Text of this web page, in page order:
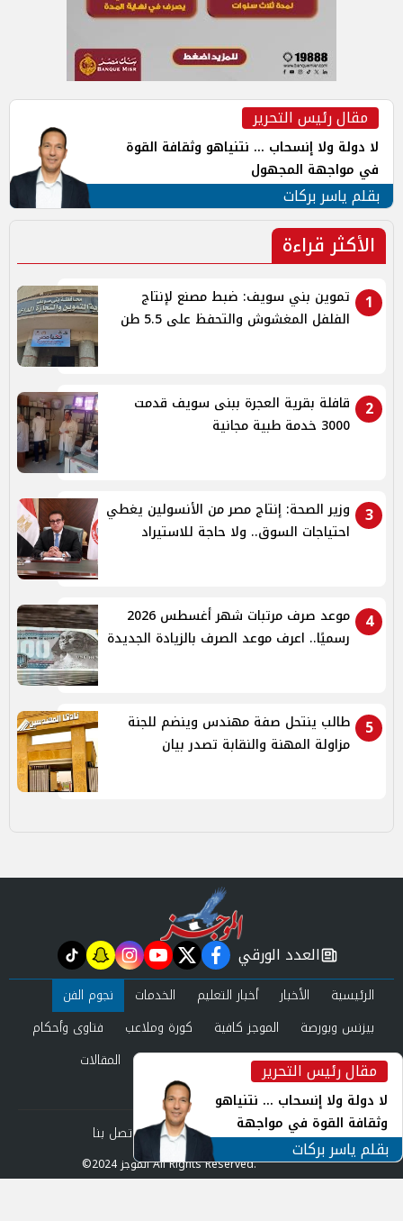
مقال رئيس التحرير
لا دولة ولا إنسحاب ... نتنياهو وثقافة القوة
في مواجهة المجهول
بقلم ياسر بركات
الأكثر قراءة
1
تموين بني سويف: ضبط مصنع لإنتاج
الفلفل المغشوش والتحفظ على 5.5 طن
2
قافلة بقرية العجرة ببنى سويف قدمت
3000 خدمة طبية مجانية
3
وزير الصحة: إنتاج مصر من الأنسولين يغطي
احتياجات السوق.. ولا حاجة للاستيراد
4
موعد صرف مرتبات شهر أغسطس 2026
رسميًا.. اعرف موعد الصرف بالزيادة الجديدة
5
طالب ينتحل صفة مهندس وينضم للجنة
مزاولة المهنة والنقابة تصدر بيان
مقال رئيس التحرير
لا دولة ولا إنسحاب ... نتنياهو
وثقافة القوة في مواجهة
المجهول
بقلم ياسر بركات
newspaper
العدد الورقي facebook
twitter
youtube
instagram
snapchat
tiktok
الرئيسية الأخبار أخبار التعليم الخدمات
نجوم الفن
بيزنس وبورصة
الموجز كافية كورة وملاعب
فتاوى وأحكام
صحة وجمال
عرب وعالم حوادث ومحاكم
المقالات
العدد الورقي
من نحن
سياسة الخصوصية اتصل بنا
©2024 الموجز All Rights Reserved.